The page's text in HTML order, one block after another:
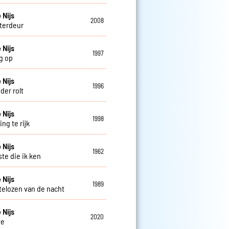
Nijs
2008
Nijs
op
1997
Nijs
rolt
1996
Nijs
te rijk
1998
Nijs
die ik ken
1962
Nijs
van de nacht
1989
Nijs
2020